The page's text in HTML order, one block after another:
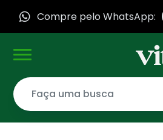
Compre pelo WhatsApp: